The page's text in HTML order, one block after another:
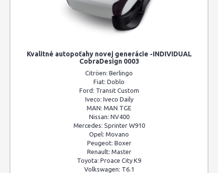
Kvalitné autopoťahy novej generácie -INDIVIDUAL
CobraDesign 0003
Citröen: Berlingo
Fiat: Doblo
Ford: Transit Custom
Iveco: Iveco Daily
MAN: MAN TGE
Nissan: NV400
Mercedes: Sprinter W910
Opel: Movano
Peugeot: Boxer
Renault: Master
Toyota: Proace City K9
Volkswagen: T6.1